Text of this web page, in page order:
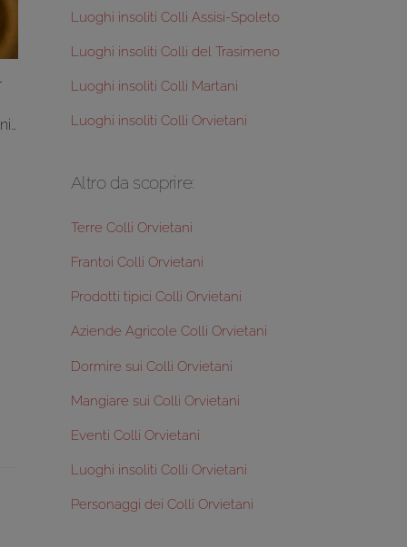
Luoghi insoliti Colli Assisi-Spoleto
Luoghi insoliti Colli del Trasimeno
Luoghi insoliti Colli Martani
Luoghi insoliti Colli Orvietani
Altro da scoprire:
Terre Colli Orvietani
Frantoi Colli Orvietani
Prodotti tipici Colli Orvietani
Aziende Agricole Colli Orvietani
Dormire sui Colli Orvietani
Mangiare sui Colli Orvietani
Eventi Colli Orvietani
Luoghi insoliti Colli Orvietani
Personaggi dei Colli Orvietani